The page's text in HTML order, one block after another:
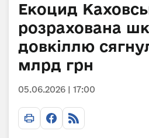
Екоцид
розрахована
довкіллю
млрд грн
05.06.2026 | 17:00